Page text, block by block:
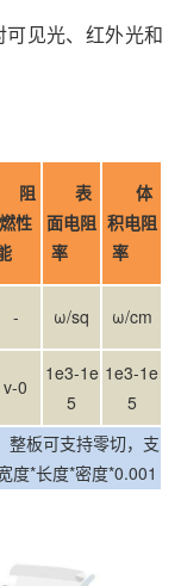
见光、红外光和
阻
燃性
表
面电阻
率
体
积电阻
率
- ω/sq ω/cm
v-0
1e3-1e
5
1e3-1e
5
整板可支持零切，支
度*长度*密度*0.001